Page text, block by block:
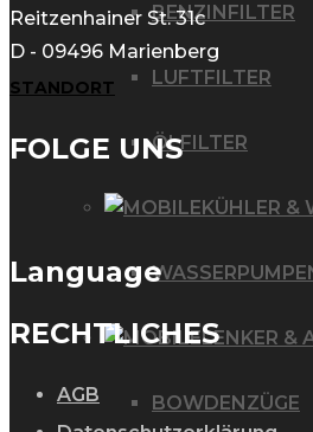
BENZINFILTER
LUFTFILTER
ÖLFILTER
KÜHLER &
LENKER &
BOWDENZÜGE
Reitzenhainer St. 31c
D - 09496 Marienberg
STANDORT
FOLGE UNS
Language
RECHTLICHES
AGB